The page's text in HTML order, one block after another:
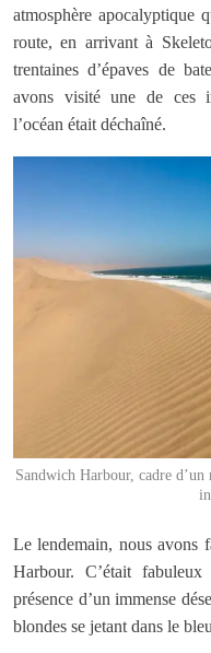
atmosphère apocalyptique
route, en arrivant à
trentaines d’épaves de
avons visité une de ces
l’océan était déchaîné.
Sandwich Harbour, cadre
Le lendemain, nous avons
Harbour. C’était
présence d’un immense
blondes se jetant dans le